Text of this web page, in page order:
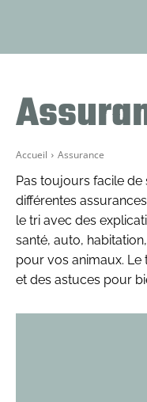
Accueil Assurance
Pas toujours facile de
différentes
le tri avec des
santé, auto,
pour vos animaux.
et des astuces pour